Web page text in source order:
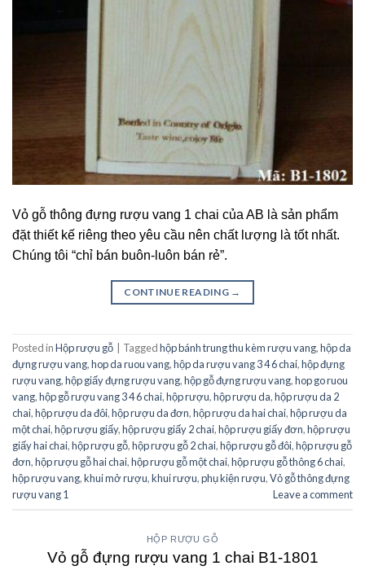
Vỏ gỗ thông đựng rượu vang 1 chai của AB là sản phẩm
đặt thiết kế riêng theo yêu cầu nên chất lượng là tốt nhất.
Chúng tôi “chỉ bán buôn-luôn bán rẻ”.
CONTINUE READING →
Posted inHộp rượu gỗ Taggedhộp bánh trung thu kèm rượu vang,hộp da
đựng rượu vang,hop da ruou vang,hộp da rượu vang 3 4 6 chai,hộp đựng
rượu vang,hộp giấy đựng rượu vang,hộp gỗ đựng rượu vang,hop go ruou
vang,hộp gỗ rượu vang 3 4 6 chai,hộp rượu,hộp rượu da,hộp rượu da 2
chai,hộp rượu da đôi,hộp rượu da đơn,hộp rượu da hai chai,hộp rượu da
một chai,hộp rượu giấy,hộp rượu giấy 2 chai,hộp rượu giấy đơn,hộp rượu
giấy hai chai,hộp rượu gỗ,hộp rượu gỗ 2 chai,hộp rượu gỗ đôi,hộp rượu gỗ
đơn,hộp rượu gỗ hai chai,hộp rượu gỗ một chai,hộp rượu gỗ thông 6 chai,
hộp rượu vang,khui mở rượu,khui rượu,phụ kiện rượu,Vỏ gỗ thông đựng
rượu vang 1
Leave a comment
HỘP RƯỢU GỖ
Vỏ gỗ đựng rượu vang 1 chai B1-1801